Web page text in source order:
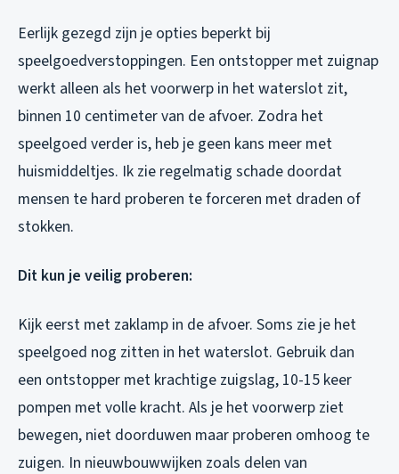
Eerlijk gezegd zijn je opties beperkt bij
speelgoedverstoppingen. Een ontstopper met zuignap
werkt alleen als het voorwerp in het waterslot zit,
binnen 10 centimeter van de afvoer. Zodra het
speelgoed verder is, heb je geen kans meer met
huismiddeltjes. Ik zie regelmatig schade doordat
mensen te hard proberen te forceren met draden of
stokken.
Dit kun je veilig proberen:
Kijk eerst met zaklamp in de afvoer. Soms zie je het
speelgoed nog zitten in het waterslot. Gebruik dan
een ontstopper met krachtige zuigslag, 10-15 keer
pompen met volle kracht. Als je het voorwerp ziet
bewegen, niet doorduwen maar proberen omhoog te
zuigen. In nieuwbouwwijken zoals delen van